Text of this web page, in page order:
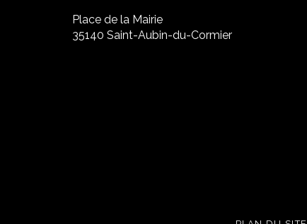
Place de la Mairie
35140 Saint-Aubin-du-Cormier